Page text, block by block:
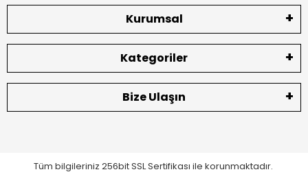
Kurumsal
Kategoriler
Bize Ulaşın
Tüm bilgileriniz 256bit SSL Sertifikası ile korunmaktadır.